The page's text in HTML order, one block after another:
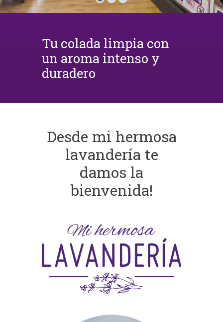
Tu colada limpia con
un aroma intenso y
duradero
Desde mi hermosa
lavandería te
damos la
bienvenida!